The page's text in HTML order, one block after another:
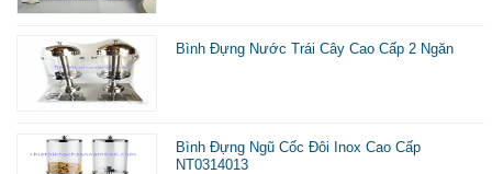
Bình Đựng Nước Trái Cây Cao Cấp 2 Ngăn
Bình Đựng Ngũ Cốc Đôi Inox Cao Cấp
NT0314013